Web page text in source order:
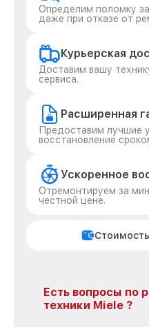
Определим поломку
даже при отказе от
Курьерская
Доставим вашу
сервиса.
Расширенная
Предоставим лучшие
восстановление
Ускоренное
Отремонтируем за
честной цене.
Есть вопросы по
техники Miele ?